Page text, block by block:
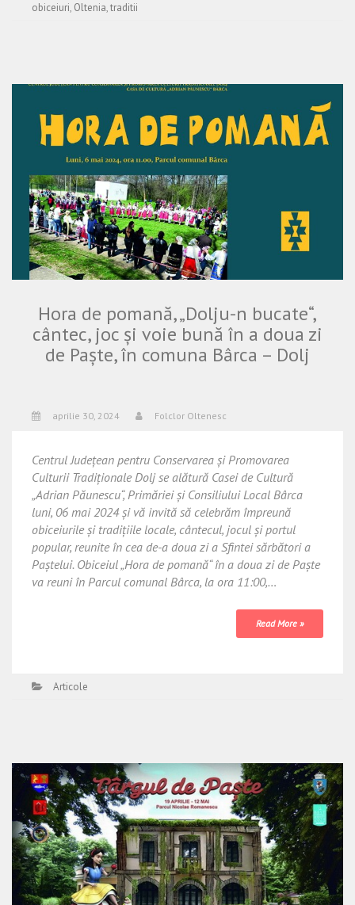
obiceiuri, Oltenia,traditii
Hora de pomană, „Dolju-n bucate“,
cântec, joc și voie bună în a doua zi
de Paște, în comuna Bârca – Dolj
aprilie 30, 2024 Folclor Oltenesc
Centrul Judeţean pentru Conservarea şi Promovarea
Culturii Tradiţionale Dolj se alătură Casei de Cultură
„Adrian Păunescu“, Primăriei și Consiliului Local Bârca
luni, 06 mai 2024 și vă invită să celebrăm împreună
obiceiurile și tradițiile locale, cântecul, jocul și portul
popular, reunite în cea de-a doua zi a Sfintei sărbători a
Paștelui. Obiceiul „Hora de pomană“ în a doua zi de Paște
va reuni în Parcul comunal Bârca, la ora 11:00,…
Read More »
Articole